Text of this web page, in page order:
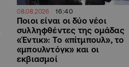
08.08.2026 16:40
Ποιοι είναι οι δύο νέοι
συλληφθέντες της ομάδας
«Έντικ»: Το «πίτμπουλ», το
«μπουλντόγκ» και οι
εκβιασμοί